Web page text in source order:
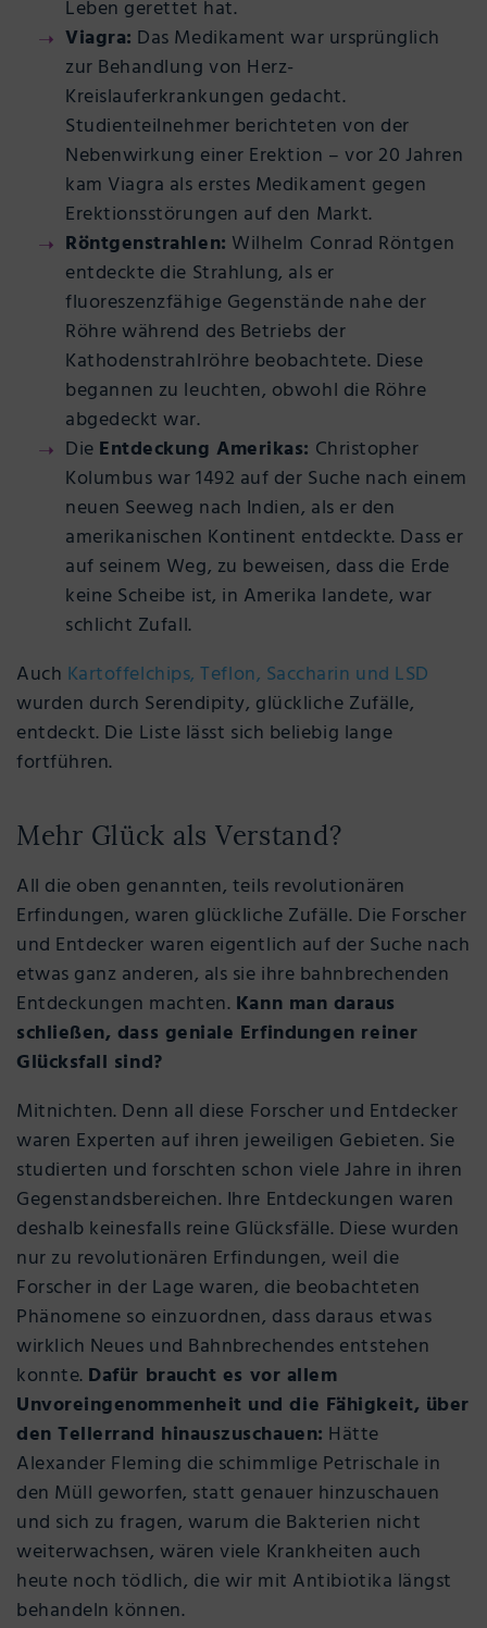
Leben gerettet hat.
Viagra: Das Medikament war ursprünglich
zur Behandlung von Herz-
Kreislauferkrankungen gedacht.
Studienteilnehmer berichteten von der
Nebenwirkung einer Erektion – vor 20 Jahren
kam Viagra als erstes Medikament gegen
Erektionsstörungen auf den Markt.
Röntgenstrahlen: Wilhelm Conrad Röntgen
entdeckte die Strahlung, als er
fluoreszenzfähige Gegenstände nahe der
Röhre während des Betriebs der
Kathodenstrahlröhre beobachtete. Diese
begannen zu leuchten, obwohl die Röhre
abgedeckt war.
Die Entdeckung Amerikas: Christopher
Kolumbus war 1492 auf der Suche nach einem
neuen Seeweg nach Indien, als er den
amerikanischen Kontinent entdeckte. Dass er
auf seinem Weg, zu beweisen, dass die Erde
keine Scheibe ist, in Amerika landete, war
schlicht Zufall.
Auch Kartoffelchips, Teflon, Saccharin und LSD
wurden durch Serendipity, glückliche Zufälle,
entdeckt. Die Liste lässt sich beliebig lange
fortführen.
Mehr Glück als Verstand?
All die oben genannten, teils revolutionären
Erfindungen, waren glückliche Zufälle. Die Forscher
und Entdecker waren eigentlich auf der Suche nach
etwas ganz anderen, als sie ihre bahnbrechenden
Entdeckungen machten. Kann man daraus
schließen, dass geniale Erfindungen reiner
Glücksfall sind?
Mitnichten. Denn all diese Forscher und Entdecker
waren Experten auf ihren jeweiligen Gebieten. Sie
studierten und forschten schon viele Jahre in ihren
Gegenstandsbereichen. Ihre Entdeckungen waren
deshalb keinesfalls reine Glücksfälle. Diese wurden
nur zu revolutionären Erfindungen, weil die
Forscher in der Lage waren, die beobachteten
Phänomene so einzuordnen, dass daraus etwas
wirklich Neues und Bahnbrechendes entstehen
konnte. Dafür braucht es vor allem
Unvoreingenommenheit und die Fähigkeit, über
den Tellerrand hinauszuschauen: Hätte
Alexander Fleming die schimmlige Petrischale in
den Müll geworfen, statt genauer hinzuschauen
und sich zu fragen, warum die Bakterien nicht
weiterwachsen, wären viele Krankheiten auch
heute noch tödlich, die wir mit Antibiotika längst
behandeln können.